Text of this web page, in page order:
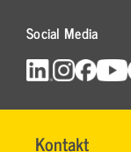
Kontakt
Name*
Maut
Social Media